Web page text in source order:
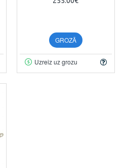
GROZĀ
Uzreiz uz grozu